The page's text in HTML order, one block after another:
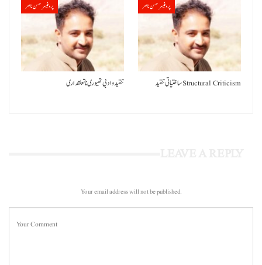
پروفیسر حسن ناصر
تنقید و ادبی تھیوری نا تعلقداری
پروفیسر حسن ناصر
ساختیاتی تنقید Structural Criticism
Your email address will not be published.